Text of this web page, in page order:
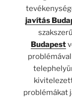
javítás
Budapest
problémákat